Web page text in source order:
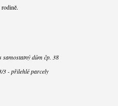
samostatný dům čp. 38
3 - přilehlé parcely